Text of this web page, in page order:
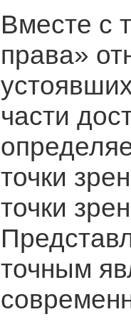
Вместе с
права»
части
точки
точки
точным